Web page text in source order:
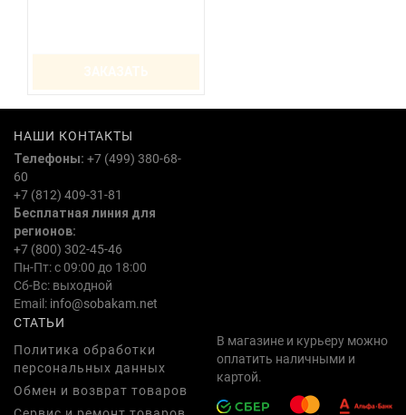
НАШИ КОНТАКТЫ
Телефоны: +7 (499) 380-68-
60
+7 (812) 409-31-81
Бесплатная линия для
регионов:
+7 (800) 302-45-46
Пн-Пт: с 09:00 до 18:00
Сб-Вс: выходной
Email: info@sobakam.net
СТАТЬИ
Политика обработки
персональных данных
Обмен и возврат товаров
В магазине и курьеру можно
оплатить наличными и
картой.